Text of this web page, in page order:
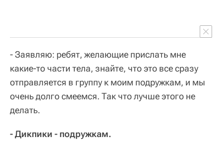
- Заявляю: ребят, желающие прислать мне
какие-то части тела, знайте, что это все сразу
отправляется в группу к моим подружкам, и мы
очень долго смеемся. Так что лучше этого не
делать.
- Дикпики - подружкам.